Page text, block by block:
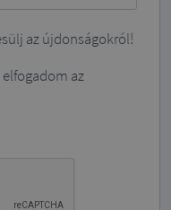
az újdonságokról!
az